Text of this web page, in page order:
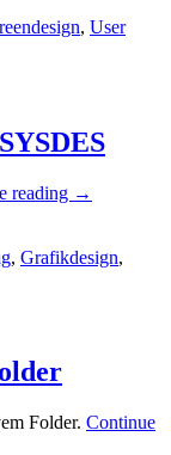
, User
reading →
, Grafikdesign,
Folder. Continue